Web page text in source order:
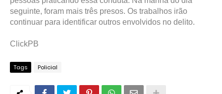
seguinte, foram mais três presos. Os trabalhos irão
continuar para identificar outros envolvidos no delito.
ClickPB
Tags Policial